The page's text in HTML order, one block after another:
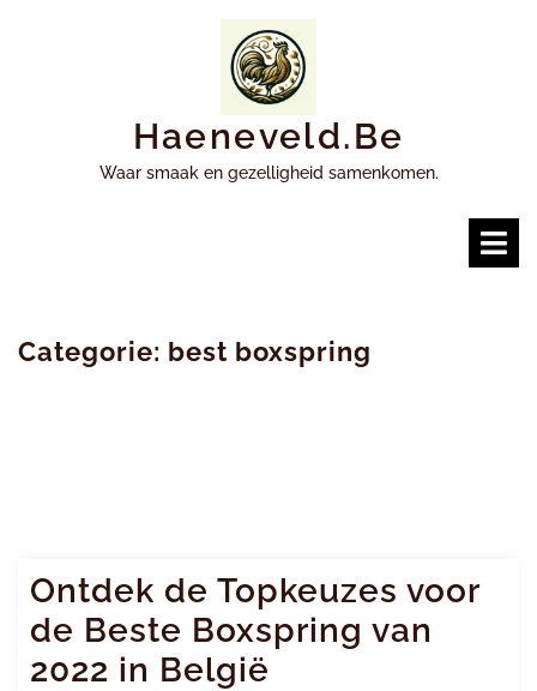
Haeneveld.be
Waar smaak en gezelligheid samenkomen.
Categorie: best boxspring
Ontdek de Topkeuzes voor
de Beste Boxspring van
2022 in België